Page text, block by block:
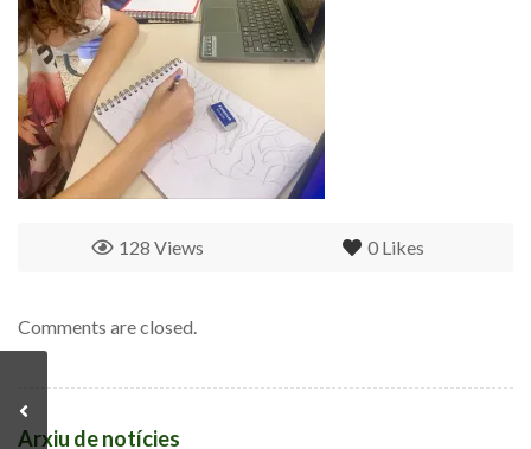
0 Likes
128 Views
Comments are closed.
Arxiu de notícies